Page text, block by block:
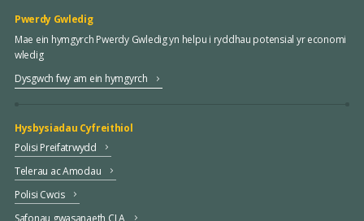
Pwerdy Gwledig
Mae ein hymgyrch Pwerdy Gwledig yn helpu i ryddhau potensial yr economi
wledig
Dysgwch fwy am ein hymgyrch
Hysbysiadau Cyfreithiol
Polisi Preifatrwydd
Telerau ac Amodau
Polisi Cwcis
Safonau gwasanaeth CLA